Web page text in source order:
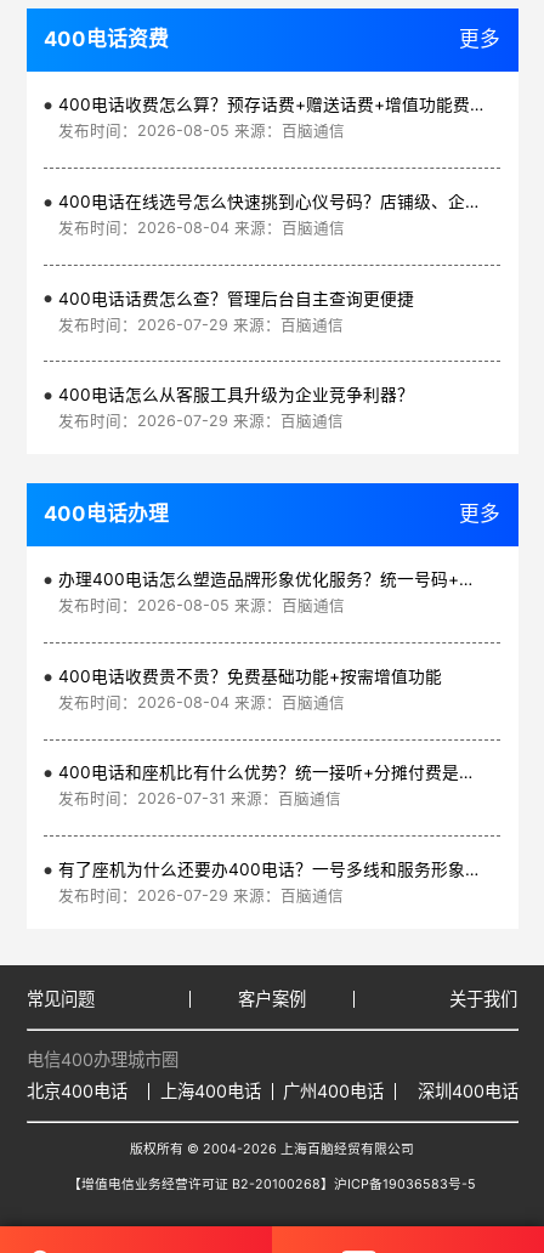
400电话资费 更多
400电话收费怎么算？预存话费+赠送话费+增值功能费透明实惠
发布时间：2026-08-05 来源：百脑通信
400电话在线选号怎么快速挑到心仪号码？店铺级、企业级、集团级一次看清
发布时间：2026-08-04 来源：百脑通信
400电话话费怎么查？管理后台自主查询更便捷
发布时间：2026-07-29 来源：百脑通信
400电话怎么从客服工具升级为企业竞争利器？
发布时间：2026-07-29 来源：百脑通信
400电话办理 更多
办理400电话怎么塑造品牌形象优化服务？统一号码+智能管理平台
发布时间：2026-08-05 来源：百脑通信
400电话收费贵不贵？免费基础功能+按需增值功能
发布时间：2026-08-04 来源：百脑通信
400电话和座机比有什么优势？统一接听+分摊付费是核心
发布时间：2026-07-31 来源：百脑通信
有了座机为什么还要办400电话？一号多线和服务形象是核心
发布时间：2026-07-29 来源：百脑通信
常见问题 客户案例 关于我们
电信400办理城市圈
北京400电话
上海400电话 广州400电话 深圳400电话
版权所有 © 2004-2026 上海百脑经贸有限公司
【增值电信业务经营许可证 B2-20100268】 沪ICP备19036583号-5